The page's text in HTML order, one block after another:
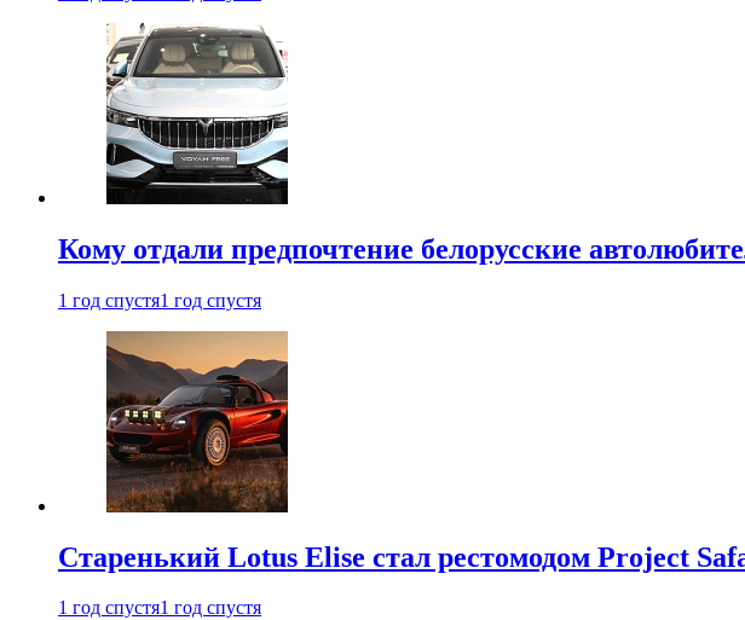
Кому отдали предпочтение белорусские
1 год спустя1 год спустя
Старенький Lotus Elise стал рестомодом Project
1 год спустя1 год спустя